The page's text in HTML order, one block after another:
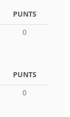
PUNTS
0
PUNTS
0